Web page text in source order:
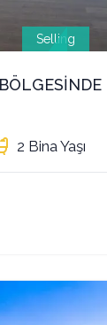
Selling
2 Bina Yaşı